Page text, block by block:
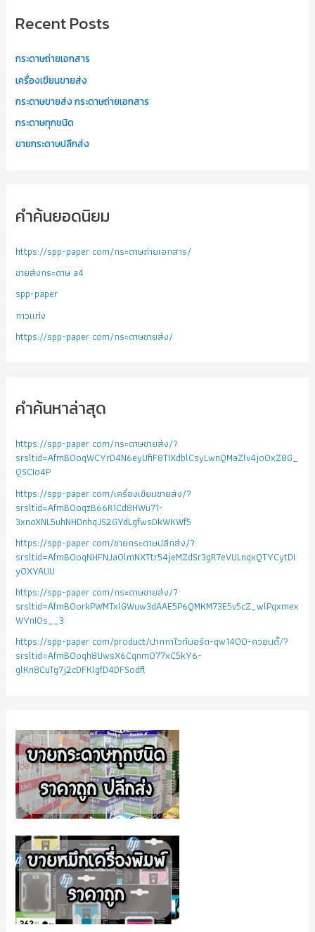
Recent Posts
กระดาษถ่ายเอกสาร
เครื่องเขียนขายส่ง
กระดาษขายส่ง กระดาษถ่ายเอกสาร
กระดาษทุกชนิด
ขายกระดาษปลีกส่ง
คำค้นยอดนิยม
https://spp-paper com/กระดาษถ่ายเอกสาร/
ขายส่งกระดาษ a4
spp-paper
กาวแท่ง
https://spp-paper com/กระดาษขายส่ง/
คำค้นหาล่าสุด
https://spp-paper com/กระดาษขายส่ง/?
srsltid=AfmBOoqWCYrD4N6eyUfiF8TIXdblCsyLwnQMaZlv4jo0xZ8G_
QSCIo4P
https://spp-paper com/เครื่องเขียนขายส่ง/?
srsltid=AfmBOoqzB66R1Cd8HWu71-
3xnoXNL5uhNHDnhqJS2GYdLgfwsDkWKWf5
https://spp-paper com/ขายกระดาษปลีกส่ง/?
srsltid=AfmBOoqNHFNJa0lmNXTtr54jeMZdSr3gR7eVULnqxQTYCytDI
yOXYAUU
https://spp-paper com/กระดาษขายส่ง/?
srsltid=AfmBOorkPWMTxlGWuw3dAAE5P6QMKM73E5v5cZ_wlPqxmex
WYnIOs__3
https://spp-paper com/product/ปากกาไวท์บอร์ด-qw1400-ควอนตั้/?
srsltid=AfmBOoqh8UwsX6Cqnm077xC5kY6-
glKn8CuTg7j2cDFKlgfD4DFSodfl